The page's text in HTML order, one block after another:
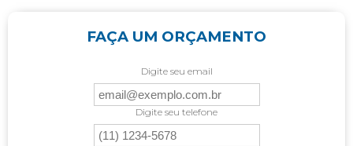
FAÇA UM ORÇAMENTO
Digite seu email
Digite seu telefone